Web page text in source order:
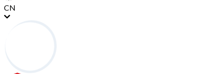
CN